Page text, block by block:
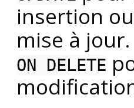
insertion
mise à jour.
ON DELETE